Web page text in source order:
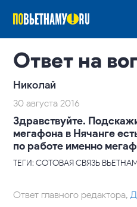
Ответ на
Николай
30 августа 2016
Здравствуйте.
мегафона в Нячанге
по работе именно
ТЕГИ: СОТОВАЯ СВЯЗЬ
Ответ главного редактора,